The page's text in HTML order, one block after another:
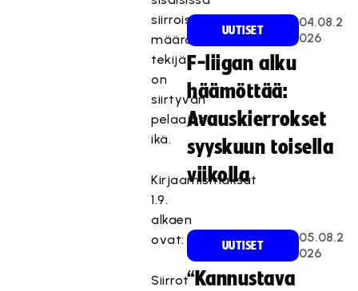
siirroissa
määräävä
tekijä
on
siirtyvän
pelaajan
ikä.
Kirjaamismaksut
1.9.
alkaen
ovat:
Siirrot
UUTISET
04.08.2
026
F-liigan alku
häämöttää:
Avauskierrokset
syyskuun toisella
viikolla
UUTISET
05.08.2
026
“Kannustava